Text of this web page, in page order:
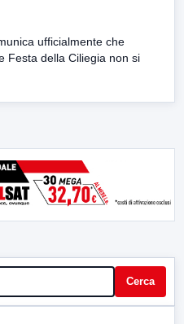
ufficialmente che
Festa della Ciliegia non si
Cerca